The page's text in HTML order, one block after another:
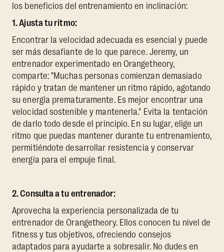
los beneficios del entrenamiento en inclinación:
1. Ajusta tu ritmo:
Encontrar la velocidad adecuada es esencial y puede
ser más desafiante de lo que parece. Jeremy, un
entrenador experimentado en Orangetheory,
comparte: "Muchas personas comienzan demasiado
rápido y tratan de mantener un ritmo rápido, agotando
su energía prematuramente. Es mejor encontrar una
velocidad sostenible y mantenerla." Evita la tentación
de darlo todo desde el principio. En su lugar, elige un
ritmo que puedas mantener durante tu entrenamiento,
permitiéndote desarrollar resistencia y conservar
energía para el empuje final.
2. Consulta a tu entrenador:
Aprovecha la experiencia personalizada de tu
entrenador de Orangetheory. Ellos conocen tu nivel de
fitness y tus objetivos, ofreciendo consejos
adaptados para ayudarte a sobresalir. No dudes en